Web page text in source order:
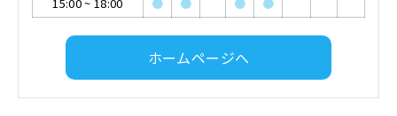
ホームページへ